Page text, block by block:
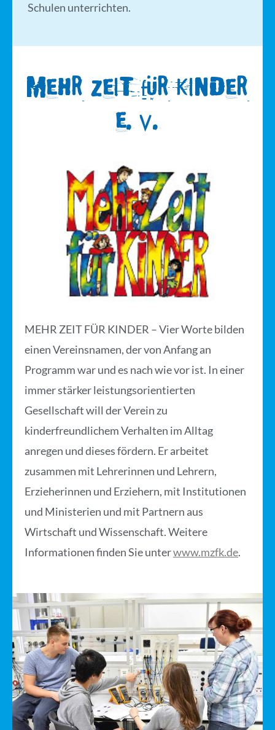
Schulen unterrichten.
Mehr Zeit für Kinder
e. V.
MEHR ZEIT FÜR KINDER – Vier Worte bilden
einen Vereinsnamen, der von Anfang an
Programm war und es nach wie vor ist. In einer
immer stärker leistungsorientierten
Gesellschaft will der Verein zu
kinderfreundlichem Verhalten im Alltag
anregen und dieses fördern. Er arbeitet
zusammen mit Lehrerinnen und Lehrern,
Erzieherinnen und Erziehern, mit Institutionen
und Ministerien und mit Partnern aus
Wirtschaft und Wissenschaft. Weitere
Informationen finden Sie unterwww.mzfk.de.